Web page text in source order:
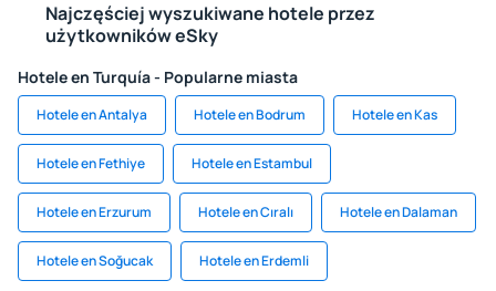
Najczęściej wyszukiwane hotele przez
użytkowników eSky
Hotele en Turquía - Popularne miasta
Hotele en Antalya Hotele en Bodrum Hotele en Kas
Hotele en Fethiye Hotele en Estambul
Hotele en Erzurum Hotele en Cıralı Hotele en Dalaman
Hotele en Soğucak Hotele en Erdemli